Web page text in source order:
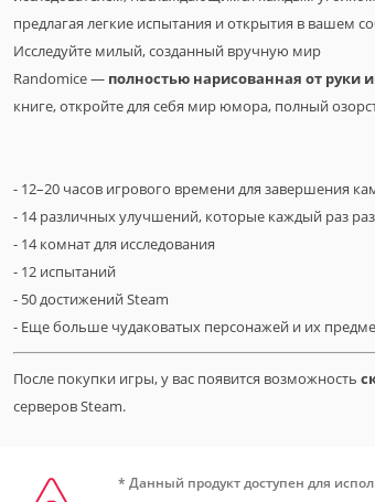
предлагая легкие испытания и открытия в вашем
Исследуйте милый, созданный вручную мир
Randomice — полностью нарисованная от руки
книге, откройте для себя мир юмора, полный
- 12–20 часов игрового времени для завершения
- 14 различных улучшений, которые каждый раз
- 14 комнат для исследования
- 12 испытаний
- 50 достижений Steam
- Еще больше чудаковатых персонажей и их
После покупки игры, у вас появится возможность
серверов Steam.
* Данный продукт доступен для